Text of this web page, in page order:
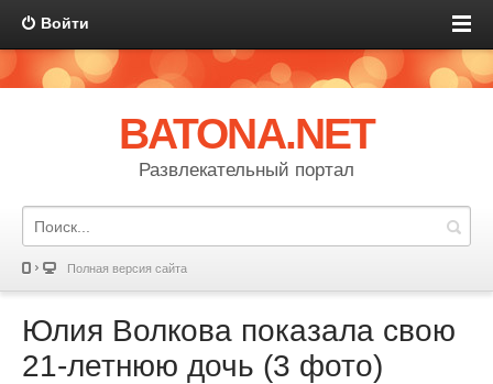
Войти
BATONA.NET
Развлекательный портал
Полная версия сайта
Юлия Волкова показала свою
21-летнюю дочь (3 фото)